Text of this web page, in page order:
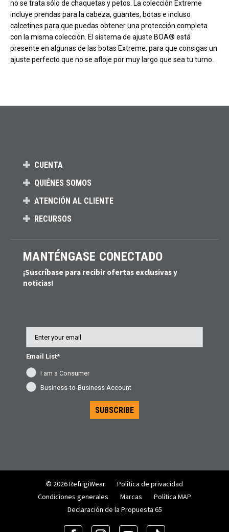
no se trata sólo de chaquetas y petos. La colección Extreme
incluye prendas para la cabeza, guantes, botas e incluso
calcetines para que puedas obtener una protección completa
con la misma colección. El sistema de ajuste BOA® está
presente en algunas de las botas Extreme, para que consigas un
ajuste perfecto que no se afloje por muy largo que sea tu turno.
CUENTA
QUIÉNES SOMOS
ATENCIÓN AL CLIENTE
RECURSOS
MANTÉNGASE CONECTADO
¡Suscríbase para recibir ofertas exclusivas y
noticias!
Email List*
I am a Consumer
Business-to-Business Account
SUBSCRIBE
© 2026 RefrigiWear
Política de privacidad
Condiciones generales
Marcas
Política MAP
Declaración de la Propuesta 65